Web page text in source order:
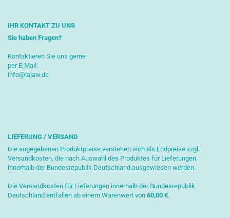
IHR KONTAKT ZU UNS
Sie haben Fragen?
Kontaktieren Sie uns gerne
per E-Mail:
info@lajaw.de
LIEFERUNG / VERSAND
Die angegebenen Produktpreise verstehen sich als Endpreise zzgl.
Versandkosten, die nach Auswahl des Produktes für Lieferungen
innerhalb der Bundesrepublik Deutschland ausgewiesen werden.
Die Versandkosten für Lieferungen innerhalb der Bundesrepublik
Deutschland entfallen ab einem Warenwert von 60,00 €.